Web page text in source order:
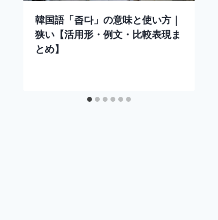
韓国語「좁다」の意味と使い方｜
狭い【活用形・例文・比較表現ま
とめ】